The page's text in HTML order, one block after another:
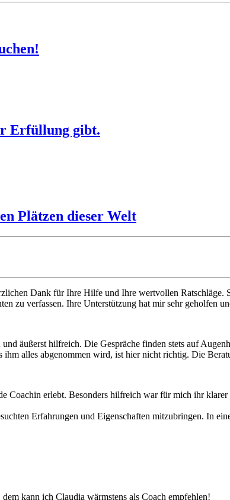
Erfüllung gibt.
Plätzen dieser Welt
Dank für Ihre Hilfe und Ihre wertvollen Ratschläge.
zu verfassen. Ihre Unterstützung hat mir sehr geholfen
äußerst hilfreich. Die Gespräche finden stets auf
alles abgenommen wird, ist hier nicht richtig. Die
Coachin erlebt. Besonders hilfreich war für mich ihr
Erfahrungen und Eigenschaften mitzubringen. In
kann ich Claudia wärmstens als Coach empfehlen!